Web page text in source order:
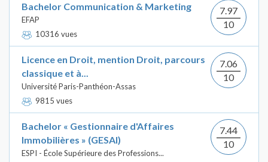
Bachelor Communication & Marketing
EFAP
10316 vues
7.97
10
Licence en Droit, mention Droit, parcours
classique et à...
Université Paris-Panthéon-Assas
9815 vues
7.06
10
Bachelor « Gestionnaire d'Affaires
Immobilières » (GESAI)
ESPI - École Supérieure des Professions...
7.44
10